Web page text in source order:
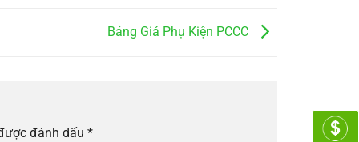
Bảng Giá Phụ Kiện PCCC
đánh dấu *